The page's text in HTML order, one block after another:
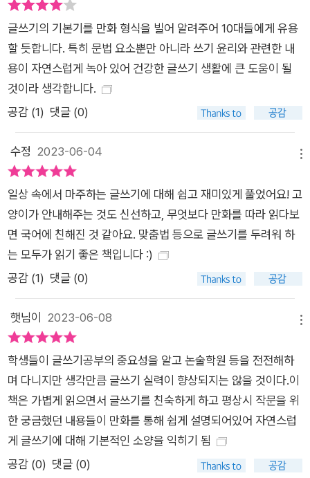
글쓰기의 기본기를 만화 형식을 빌어 알려주어 10대들에게 유용
할 듯합니다. 특히 문법 요소뿐만 아니라 쓰기 윤리와 관련한 내
용이 자연스럽게 녹아 있어 건강한 글쓰기 생활에 큰 도움이 될
것이라 생각합니다.
공감 (1) 댓글 (0)
수정 2023-06-04
일상 속에서 마주하는 글쓰기에 대해 쉽고 재미있게 풀었어요! 고
양이가 안내해주는 것도 신선하고, 무엇보다 만화를 따라 읽다보
면 국어에 친해진 것 같아요. 맞춤법 등으로 글쓰기를 두려워 하
는 모두가 읽기 좋은 책입니다 :)
공감 (1) 댓글 (0)
햇님이 2023-06-08
학생들이 글쓰기공부의 중요성을 알고 논술학원 등을 전전해하
며 다니지만 생각만큼 글쓰기 실력이 향상되지는 않을 것이다.이
책은 가볍게 읽으면서 글쓰기를 친숙하게 하고 평상시 작문을 위
한 궁금했던 내용들이 만화를 통해 쉽게 설명되어있어 자연스럽
게 글쓰기에 대해 기본적인 소양을 익히기 됨
공감 (0) 댓글 (0)